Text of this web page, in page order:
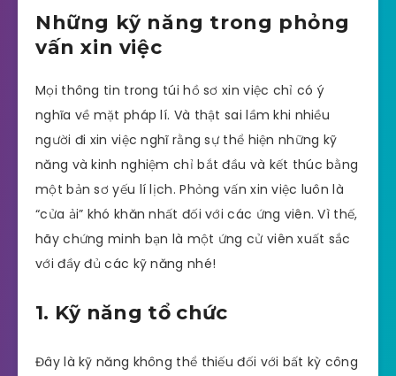
Những kỹ năng trong phỏng
vấn xin việc
Mọi thông tin trong túi hồ sơ xin việc chỉ có ý
nghĩa về mặt pháp lí. Và thật sai lầm khi nhiều
người đi xin việc nghĩ rằng sự thể hiện những kỹ
năng và kinh nghiệm chỉ bắt đầu và kết thúc bằng
một bản sơ yếu lí lịch. Phỏng vấn xin việc luôn là
“cửa ải” khó khăn nhất đối với các ứng viên. Vì thế,
hãy chứng minh bạn là một ứng cử viên xuất sắc
với đầy đủ các kỹ năng nhé!
1. Kỹ năng tổ chức
Đây là kỹ năng không thể thiếu đối với bất kỳ công